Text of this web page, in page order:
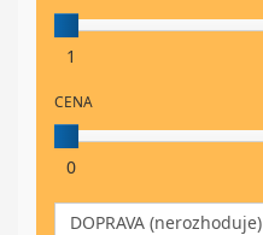
1
CENA
0
DOPRAVA (nerozhoduje)